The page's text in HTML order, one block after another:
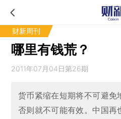
财新周刊
哪里有钱荒？
2011年07月04日第26期
货币紧缩在短期将不可避免
否则就不可能有效。中国再